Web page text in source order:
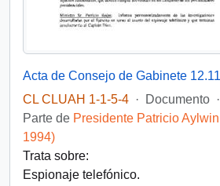
Acta de Consejo de Gabinete
CL CLUAH 1-1-5-4 · Documento ·
Parte de Presidente Patricio
1994)
Trata sobre:
Espionaje telefónico.